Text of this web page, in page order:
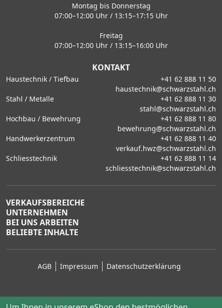
Montag bis Donnerstag
07:00–12:00 Uhr / 13:15–17:15 Uhr
Freitag
07:00–12:00 Uhr / 13:15–16:00 Uhr
KONTAKT
Haustechnik / Tiefbau
+41 62 888 11 50
haustechnik@schwarzstahl.ch
Stahl / Metalle
+41 62 888 11 30
stahl@schwarzstahl.ch
Hochbau / Bewehrung
+41 62 888 11 80
bewehrung@schwarzstahl.ch
Handwerkerzentrum
+41 62 888 11 40
verkauf.hwz@schwarzstahl.ch
Schliesstechnik
+41 62 888 11 14
schliesstechnik@schwarzstahl.ch
VERKAUFSBEREICHE
UNTERNEHMEN
BEI UNS ARBEITEN
BELIEBTE INHALTE
AGB Impressum Datenschutzerklärung